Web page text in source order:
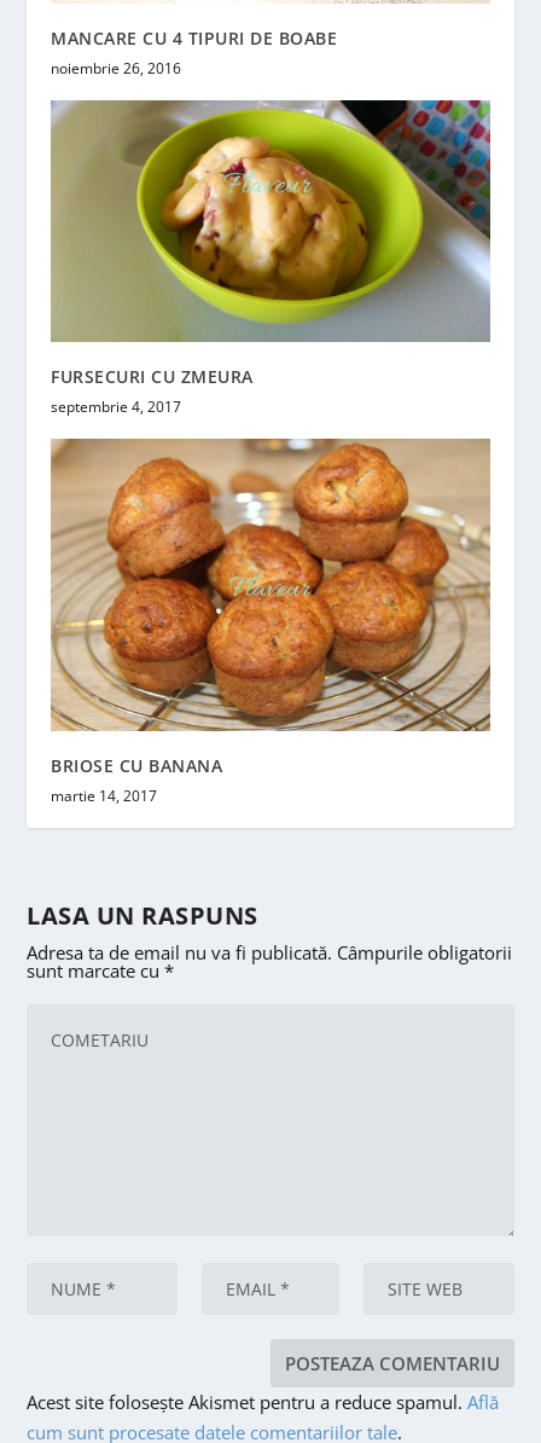
MANCARE CU 4 TIPURI DE BOABE
noiembrie 26, 2016
FURSECURI CU ZMEURA
septembrie 4, 2017
BRIOSE CU BANANA
martie 14, 2017
LASA UN RASPUNS
Adresa ta de email nu va fi publicată. Câmpurile obligatorii
sunt marcate cu*
Acest site folosește Akismet pentru a reduce spamul.Află
cum sunt procesate datele comentariilor tale.